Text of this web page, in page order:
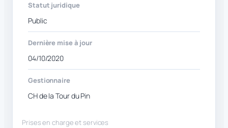
Statut juridique
Public
Dernière mise à jour
04/10/2020
Gestionnaire
CH de la Tour du Pin
Prises en charge et services